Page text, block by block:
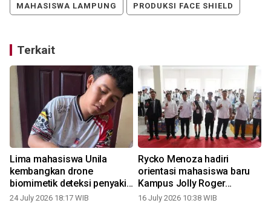
MAHASISWA LAMPUNG PRODUKSI FACE SHIELD
Terkait
Lima mahasiswa Unila
kembangkan drone
biomimetik deteksi penyakit
kopi
24 July 2026 18:17 WIB
Rycko Menoza hadiri
orientasi mahasiswa baru
Kampus Jolly Roger
International Lampung
16 July 2026 10:38 WIB